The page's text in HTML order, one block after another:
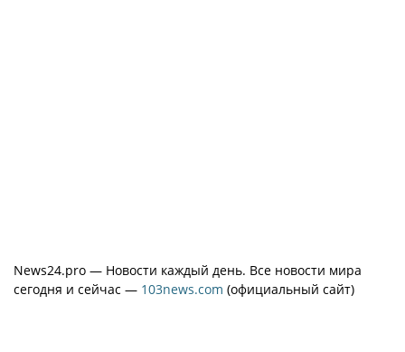
News24.pro — Новости каждый день. Все новости мира
сегодня и сейчас — 103news.com (официальный сайт)